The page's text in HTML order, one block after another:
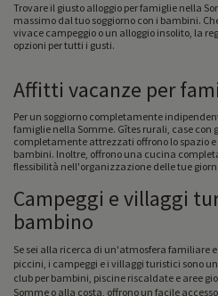
Trovare il giusto alloggio per famiglie nella
massimo dal tuo soggiorno con i bambini.
vivace campeggio o un alloggio insolito, la
opzioni per tutti i gusti.
Affitti vacanze per
Per un soggiorno completamente
famiglie nella Somme. Gîtes rurali, case con
completamente attrezzati offrono lo spazio
bambini. Inoltre, offrono una cucina
flessibilità nell'organizzazione delle tue
Campeggi e villaggi
bambino
Se sei alla ricerca di un'atmosfera familiare
piccini, i campeggi e i villaggi turistici sono
club per bambini, piscine riscaldate e aree
Somme o alla costa, offrono un facile